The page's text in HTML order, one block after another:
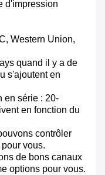
d'impression
Western Union,
quand il y a de
s'ajoutent en
en série : 20-
en fonction du
contrôler
vous.
de bons canaux
options pour vous.